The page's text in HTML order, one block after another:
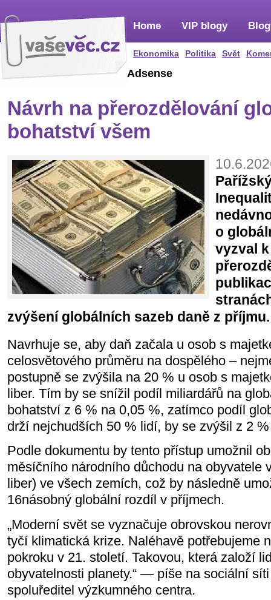
Home
Ekonomika Politika Svět
VIP blogy
Adsense
Návrh na přerozdělování
bohatství všem
o
vyzval
zvýšení globálních sazeb daně z příjmu.
Navrhuje se, aby daň začala u osob s
celosvětového průměru na dospělého –
postupně se zvýšila na 20 % u osob s
liber. Tím by se snížil podíl miliardářů na
bohatství z 6 % na 0,05 %, zatímco podíl
drží nejchudších 50 % lidí, by se zvýšil z 2
Podle dokumentu by tento přístup umožnil
měsíčního národního důchodu na obyvatele
liber) ve všech zemích, což by následně
16násobný globální rozdíl v příjmech.
„Moderní svět se vyznačuje obrovskou
tyčí klimatická krize. Naléhavě potřebujeme
pokroku v 21. století. Takovou, která založí
obyvatelnosti planety.“ — píše na sociální
spoluředitel výzkumného centra.